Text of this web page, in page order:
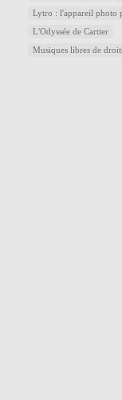
Lytro : l'appareil photo
L'Odyssée de Cartier
Musiques libres de